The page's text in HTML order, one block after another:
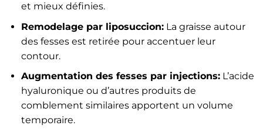
et mieux définies.
Remodelage par liposuccion:La graisse autour
des fesses est retirée pour accentuer leur
contour.
Augmentation des fesses par injections:L’acide
hyaluronique ou d’autres produits de
comblement similaires apportent un volume
temporaire.